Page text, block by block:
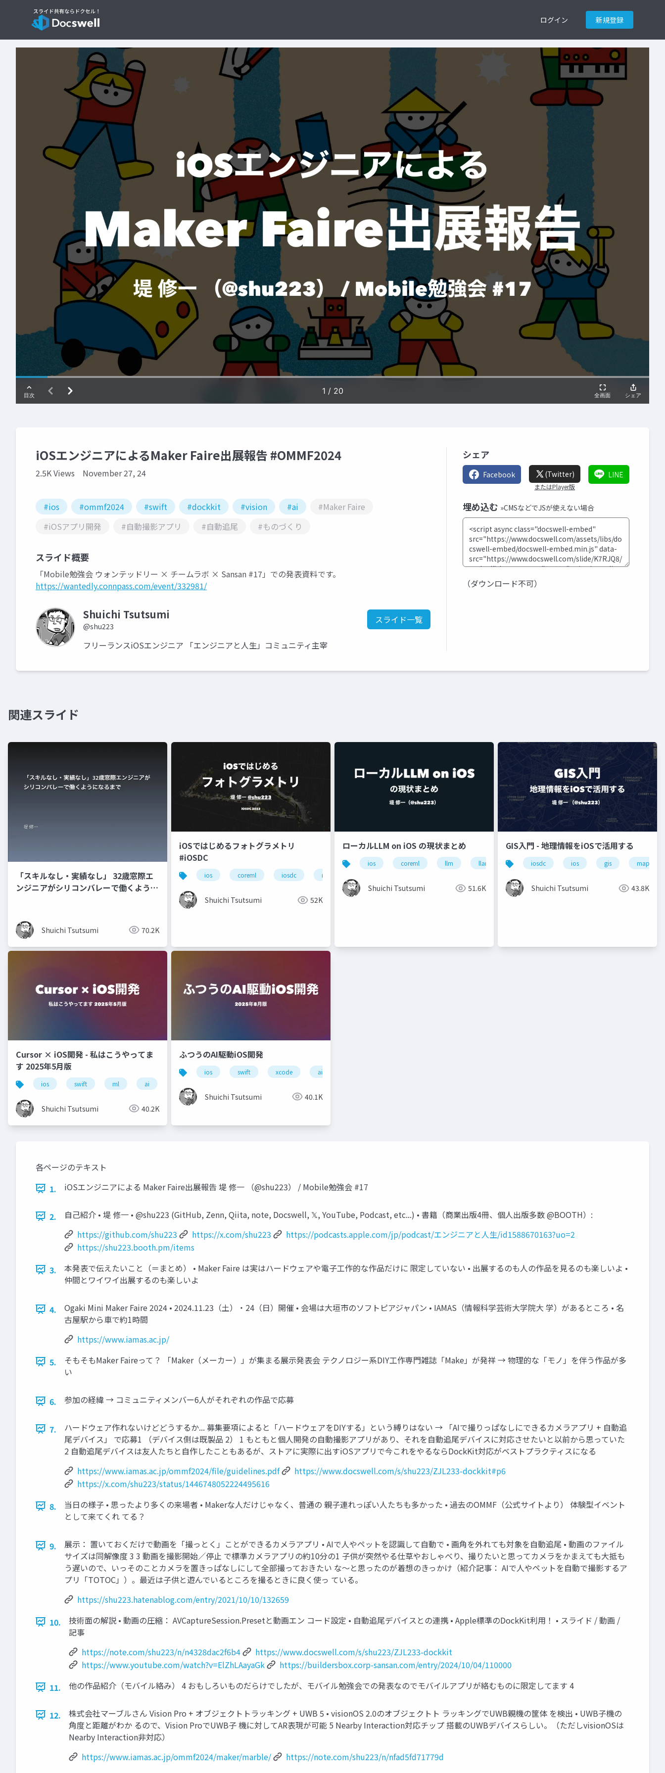
ログイン 新規登録
iOSエンジニアによるMaker Faire出展報告 #OMMF2024
2.5K Views November 27, 24
#ios #ommf2024 #swift #dockkit #vision #ai
#Maker Faire
#iOSアプリ開発
#自動撮影アプリ #自動追尾 #ものづくり
スライド概要
「Mobile勉強会 ウォンテッドリー × チームラボ × Sansan #17」での発表資料です。
https://wantedly.connpass.com/event/332981/
Shuichi Tsutsumi
@shu223
スライド一覧
フリーランスiOSエンジニア 「エンジニアと人生」コミュニティ主宰
シェア
Facebook (Twitter)
またはPlayer版
LINE
埋め込む »CMSなどでJSが使えない場合
（ダウンロード不可）
関連スライド
「スキルなし・実績なし」 32歳窓際エ
ンジニアがシリコンバレーで働くように
Shuichi Tsutsumi 70.2K
iOSではじめるフォトグラメトリ
#iOSDC
ios coreml iosdc ml
Shuichi Tsutsumi 52K
ローカルLLM on iOS の現状まとめ
ios coreml llm llama.cpp
Shuichi Tsutsumi 51.6K
GIS入門 - 地理情報をiOSで活用する
iosdc ios gis mapbox
Shuichi Tsutsumi 43.8K
Cursor × iOS開発 - 私はこうやってま
す 2025年5月版
ios swift ml ai
Shuichi Tsutsumi 40.2K
ふつうのAI駆動iOS開発
ios swift xcode ai
Shuichi Tsutsumi 40.1K
各ページのテキスト
1.
iOSエンジニアによる Maker Faire出展報告 堤 修一 （@shu223） / Mobile勉強会 #17
2.
自己紹介 • 堤 修一 • @shu223 (GitHub, Zenn, Qiita, note, Docswell, 𝕏, YouTube, Podcast, etc...) • 書籍（商業出版4冊、個人出版多数 @BOOTH）:
https://github.com/shu223
https://x.com/shu223
https://podcasts.apple.com/jp/podcast/エンジニアと人生/id1588670163?uo=2
https://shu223.booth.pm/items
3.
本発表で伝えたいこと（＝まとめ） • Maker Faire は実はハードウェアや電子工作的な作品だけに 限定していない • 出展するのも人の作品を見るのも楽しいよ •
仲間とワイワイ出展するのも楽しいよ
4.
Ogaki Mini Maker Faire 2024 • 2024.11.23（土）・24（日）開催 • 会場は大垣市のソフトピアジャパン • IAMAS（情報科学芸術大学院大 学）があるところ • 名
古屋駅から車で約1時間
https://www.iamas.ac.jp/
5.
そもそもMaker Faireって？ 「Maker（メーカー）」が集まる展示発表会 テクノロジー系DIY工作専門雑誌「Make」が発祥 → 物理的な「モノ」を伴う作品が多
い
6. 参加の経緯 → コミュニティメンバー6人がそれぞれの作品で応募
7.
ハードウェア作れないけどどうするか... 募集要項によると「ハードウェアをDIYする」という縛りはない → 「AIで撮りっぱなしにできるカメラアプリ + 自動追
尾デバイス」 で応募1 （デバイス側は既製品 2） 1 もともと個人開発の自動撮影アプリがあり、それを自動追尾デバイスに対応させたいと以前から思っていた
2 自動追尾デバイスは友人たちと自作したこともあるが、ストアに実際に出すiOSアプリで今これをやるならDockKit対応がベストプラクティスになる
https://www.iamas.ac.jp/ommf2024/file/guidelines.pdf
https://www.docswell.com/s/shu223/ZJL233-dockkit#p6
https://x.com/shu223/status/1446748052224495616
8.
当日の様子 • 思ったより多くの来場者 • Makerな人だけじゃなく、普通の 親子連れっぽい人たちも多かった • 過去のOMMF（公式サイトより） 体験型イベント
として来てくれ てる？
9.
展示： 置いておくだけで動画を「撮っとく」ことができるカメラアプリ • AIで人やペットを認識して自動で • 画角を外れても対象を自動追尾 • 動画のファイル
サイズは同解像度 3 3 動画を撮影開始／停止 で標準カメラアプリの約10分の1 子供が突然やる仕草やおしゃべり、撮りたいと思ってカメラをかまえても大抵も
う遅いので、いっそのことカメラを置きっぱなしにして全部撮っておきたい な〜と思ったのが着想のきっかけ（紹介記事： AIで人やペットを自動で撮影するア
プリ「TOTOC」）。最近は子供と遊んでいるところを撮るときに良く使っ ている。
https://shu223.hatenablog.com/entry/2021/10/10/132659
10.
技術面の解説 • 動画の圧縮： AVCaptureSession.Presetと動画エン コード設定 • 自動追尾デバイスとの連携 • Apple標準のDockKit利用！ • スライド / 動画 /
記事
https://note.com/shu223/n/n4328dac2f6b4
https://www.docswell.com/s/shu223/ZJL233-dockkit
https://www.youtube.com/watch?v=ElZhLAayaGk
https://buildersbox.corp-sansan.com/entry/2024/10/04/110000
11.
他の作品紹介（モバイル絡み） 4 おもしろいものだらけでしたが、モバイル勉強会での発表なのでモバイルアプリが絡むものに限定してます 4
12.
株式会社マーブルさん Vision Pro + オブジェクトトラッキング + UWB 5 • visionOS 2.0のオブジェクトト ラッキングでUWB親機の筐体 を検出 • UWB子機の
角度と距離がわか るので、Vision ProでUWB子 機に対してAR表現が可能 5 Nearby Interaction対応チップ 搭載のUWBデバイスらしい。（ただしvisionOSは
Nearby Interaction非対応）
https://www.iamas.ac.jp/ommf2024/maker/marble/
https://note.com/shu223/n/nfad5fd71779d